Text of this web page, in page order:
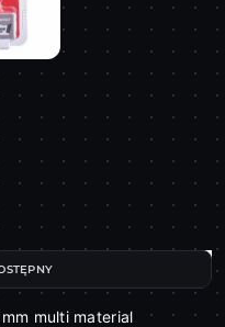
multi material